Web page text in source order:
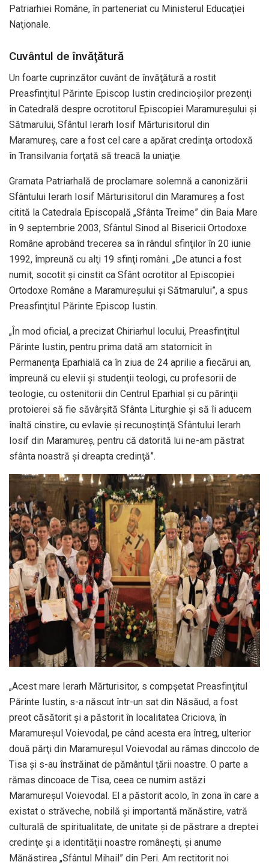
Patriarhiei Române, în parteneriat cu Ministerul Educaţiei
Naţionale.
Cuvântul de învăţătură
Un foarte cuprinzător cuvânt de învăţătură a rostit
Preasfinţitul Părinte Episcop Iustin credincioşilor prezenţi
în Catedrală despre ocrotitorul Episcopiei Maramureşului şi
Sătmarului, Sfântul Ierarh Iosif Mărturisitorul din
Maramureş, care a fost cel care a apărat credinţa ortodoxă
în Transilvania forţată să treacă la uniaţie.
Gramata Patriarhală de proclamare solemnă a canonizării
Sfântului Ierarh Iosif Mărturisitorul din Maramureş a fost
citită la Catedrala Episcopală „Sfânta Treime” din Baia Mare
în 9 septembrie 2003, Sfântul Sinod al Bisericii Ortodoxe
Române aprobând trecerea sa în rândul sfinţilor în 20 iunie
1992, împreună cu alţi 19 sfinţi români. „De atunci a fost
numit, socotit şi cinstit ca Sfânt ocrotitor al Episcopiei
Ortodoxe Române a Maramureşului şi Sătmarului”, a spus
Preasfinţitul Părinte Episcop Iustin.
„În mod oficial, a precizat Chiriarhul locului, Preasfinţitul
Părinte Iustin, pentru prima dată am statornicit în
Permanenţa Eparhială ca în ziua de 24 aprilie a fiecărui an,
împreună cu elevii şi studenţii teologi, cu profesorii de
teologie, cu ostenitorii din Centrul Eparhial şi cu părinţii
protoierei să fie săvârşită Sfânta Liturghie şi să îi aducem
înaltă cinstire, cu evlavie şi recunoştinţă Sfântului Ierarh
Iosif din Maramureş, pentru că datorită lui ne-am păstrat
sfânta noastră şi dreapta credinţă”.
„Acest mare Ierarh Mărturisitor, s compşetat Preasfinţitul
Părinte Iustin, s-a născut într-un sat din Năsăud, a fost
preot căsătorit şi a păstorit în localitatea Criciova, în
Maramureşul Voievodal, pe când acesta era întreg, ulterior
două părţi din Maramureşul Voievodal au rămas dinccolo de
Tisa şi s-au înstrăinat de pământul ţării noastre. O parte a
rămas dincoace de Tisa, ceea ce numim astăzi
Maramureşul Voievodal. El a păstorit acolo, în zona în care a
existat o străveche, nobilă şi importantă mănăstire, vatră
culturală de spiritualitate, de unitate şi de păstrare a dreptei
credinţe şi a identităţii noastre româneşti, şi anume
Mănăstirea „Sfântul Mihail” din Peri. Am rectitorit noi